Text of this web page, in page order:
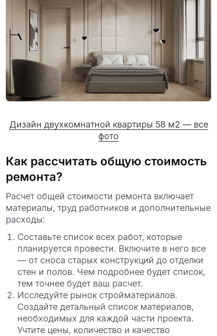
Дизайн двухкомнатной квартиры 58 м2 — все
фото
Как рассчитать общую стоимость
ремонта?
Расчет общей стоимости ремонта включает
материалы, труд работников и дополнительные
расходы:
Составьте список всех работ, которые
планируется провести. Включите в него все
— от сноса старых конструкций до отделки
стен и полов. Чем подробнее будет список,
тем точнее будет ваш расчет.
Исследуйте рынок стройматериалов.
Создайте детальный список материалов,
необходимых для каждой части проекта.
Учтите цены, количество и качество